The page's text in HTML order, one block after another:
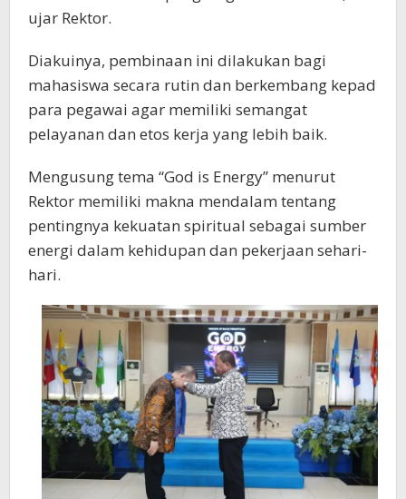
ujar Rektor.
Diakuinya, pembinaan ini dilakukan bagi
mahasiswa secara rutin dan berkembang kepad
para pegawai agar memiliki semangat
pelayanan dan etos kerja yang lebih baik.
Mengusung tema “God is Energy” menurut
Rektor memiliki makna mendalam tentang
pentingnya kekuatan spiritual sebagai sumber
energi dalam kehidupan dan pekerjaan sehari-
hari.